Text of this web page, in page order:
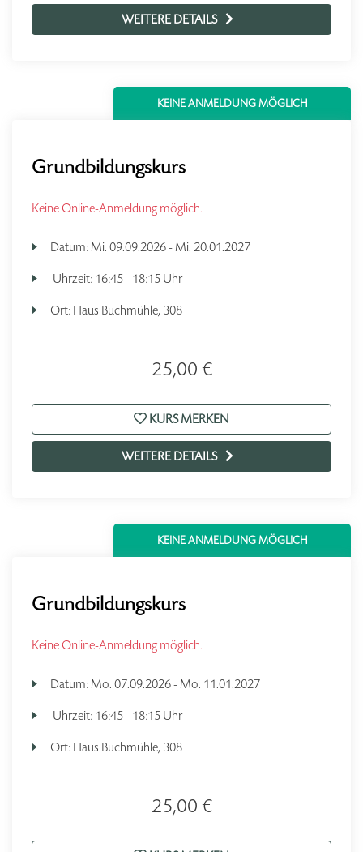
WEITERE DETAILS
KEINE ANMELDUNG MÖGLICH
Grundbildungskurs
Keine Online-Anmeldung möglich.
Datum: Mi. 09.09.2026 - Mi. 20.01.2027
Uhrzeit: 16:45 - 18:15 Uhr
Ort: Haus Buchmühle, 308
25,00 €
KURS MERKEN
WEITERE DETAILS
KEINE ANMELDUNG MÖGLICH
Grundbildungskurs
Keine Online-Anmeldung möglich.
Datum: Mo. 07.09.2026 - Mo. 11.01.2027
Uhrzeit: 16:45 - 18:15 Uhr
Ort: Haus Buchmühle, 308
25,00 €